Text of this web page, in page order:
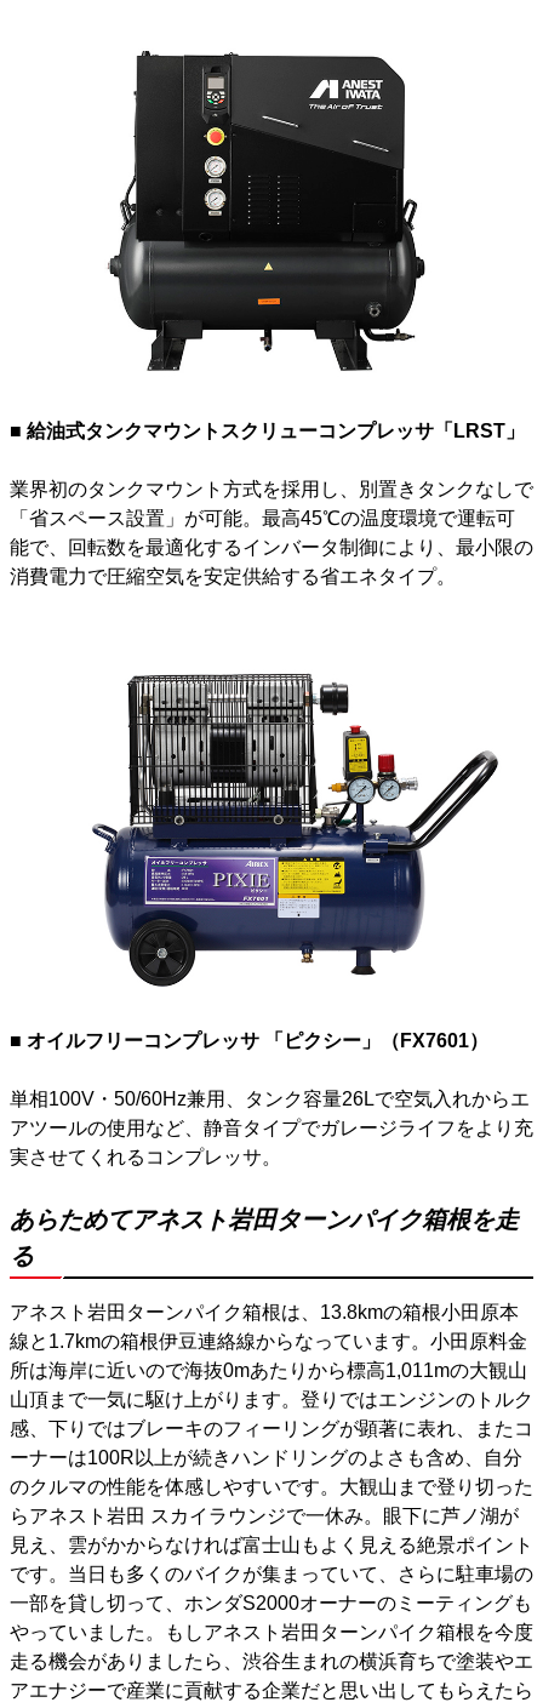
■ 給油式タンクマウントスクリューコンプレッサ「LRST」
業界初のタンクマウント方式を採用し、別置きタンクなしで
「省スペース設置」が可能。最高45℃の温度環境で運転可
能で、回転数を最適化するインバータ制御により、最小限の
消費電力で圧縮空気を安定供給する省エネタイプ。
■ オイルフリーコンプレッサ 「ピクシー」（FX7601）
単相100V・50/60Hz兼用、タンク容量26Lで空気入れからエ
アツールの使用など、静音タイプでガレージライフをより充
実させてくれるコンプレッサ。
あらためてアネスト岩田ターンパイク箱根を走
る
アネスト岩田ターンパイク箱根は、13.8kmの箱根小田原本
線と1.7kmの箱根伊豆連絡線からなっています。小田原料金
所は海岸に近いので海抜0mあたりから標高1,011mの大観山
山頂まで一気に駆け上がります。登りではエンジンのトルク
感、下りではブレーキのフィーリングが顕著に表れ、またコ
ーナーは100R以上が続きハンドリングのよさも含め、自分
のクルマの性能を体感しやすいです。大観山まで登り切った
らアネスト岩田 スカイラウンジで一休み。眼下に芦ノ湖が
見え、雲がかからなければ富士山もよく見える絶景ポイント
です。当日も多くのバイクが集まっていて、さらに駐車場の
一部を貸し切って、ホンダS2000オーナーのミーティングも
やっていました。もしアネスト岩田ターンパイク箱根を今度
走る機会がありましたら、渋谷生まれの横浜育ちで塗装やエ
アエナジーで産業に貢献する企業だと思い出してもらえたら